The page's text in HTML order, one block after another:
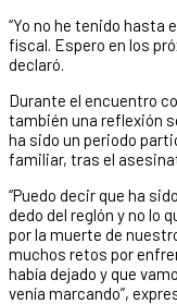
“Yo no he tenido
fiscal. Espero en los
declaró.
Durante el encuentro
también una reflexión
ha sido un periodo
familiar, tras el
“Puedo decir que ha
dedo del reglón y no lo
por la muerte de
muchos retos por
había dejado y que
venía marcando”,